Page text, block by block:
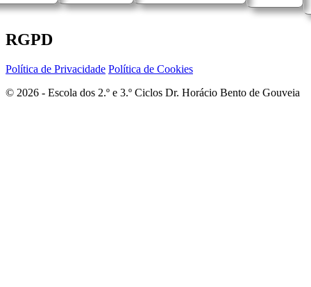
RGPD
Política de Privacidade Política de Cookies
© 2026 - Escola dos 2.º e 3.º Ciclos Dr. Horácio Bento de Gouveia